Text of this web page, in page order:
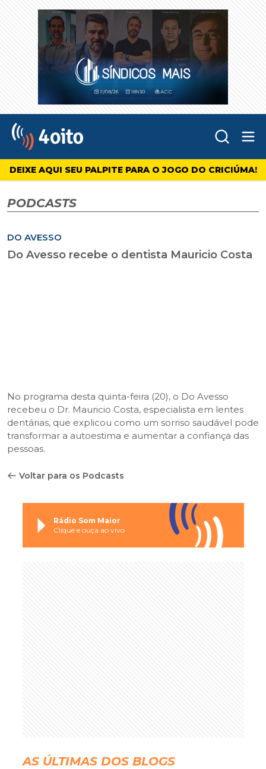
4oito
DEIXE AQUI SEU PALPITE PARA O JOGO DO CRICIÚMA!
PODCASTS
DO AVESSO
Do Avesso recebe o dentista Mauricio Costa
No programa desta quinta-feira (20), o Do Avesso
recebeu o Dr. Mauricio Costa, especialista em lentes
dentárias, que explicou como um sorriso saudável pode
transformar a autoestima e aumentar a confiança das
pessoas.
Voltar para os Podcasts
Rádio Som Maior
Clique e ouça ao vivo
AS ÚLTIMAS DOS BLOGS